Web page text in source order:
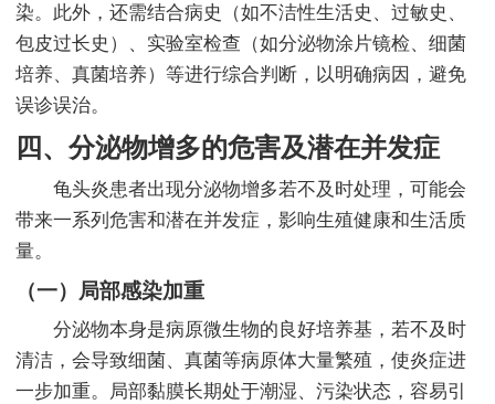
染。此外，还需结合病史（如不洁性生活史、过敏史、
包皮过长史）、实验室检查（如分泌物涂片镜检、细菌
培养、真菌培养）等进行综合判断，以明确病因，避免
误诊误治。
四、分泌物增多的危害及潜在并发症
龟头炎患者出现分泌物增多若不及时处理，可能会
带来一系列危害和潜在并发症，影响生殖健康和生活质
量。
（一）局部感染加重
分泌物本身是病原微生物的良好培养基，若不及时
清洁，会导致细菌、真菌等病原体大量繁殖，使炎症进
一步加重。局部黏膜长期处于潮湿、污染状态，容易引